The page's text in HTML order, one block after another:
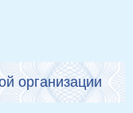
организации